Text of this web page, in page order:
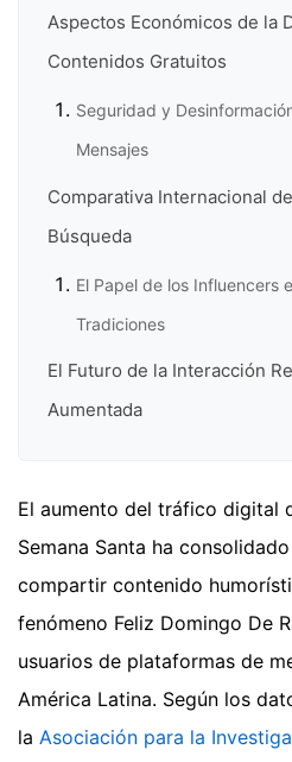
Aspectos Económicos de la
Contenidos Gratuitos
Seguridad y
Mensajes
Comparativa Internacional
Búsqueda
El Papel de los Influencers
Tradiciones
El Futuro de la Interacción
Aumentada
El aumento del tráfico digital
Semana Santa ha
compartir contenido
fenómeno Feliz Domingo De
usuarios de plataformas de
América Latina. Según los
la Asociación para la